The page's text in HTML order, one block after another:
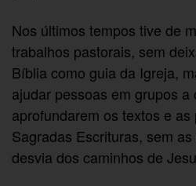
Nos últimos tempos tive de
trabalhos pastorais, sem
Bíblia como guia da Igreja,
ajudar pessoas em grupos
aprofundarem os textos e
Sagradas Escrituras, sem
desvia dos caminhos de